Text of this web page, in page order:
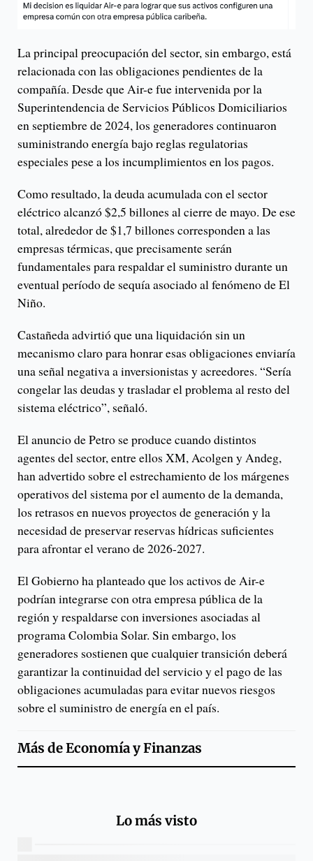
La principal preocupación del sector, sin embargo, está
relacionada con las obligaciones pendientes de la
compañía. Desde que Air-e fue intervenida por la
Superintendencia de Servicios Públicos Domiciliarios
en septiembre de 2024, los generadores continuaron
suministrando energía bajo reglas regulatorias
especiales pese a los incumplimientos en los pagos.
Como resultado, la deuda acumulada con el sector
eléctrico alcanzó $2,5 billones al cierre de mayo. De ese
total, alrededor de $1,7 billones corresponden a las
empresas térmicas, que precisamente serán
fundamentales para respaldar el suministro durante un
eventual período de sequía asociado al fenómeno de El
Niño.
Castañeda advirtió que una liquidación sin un
mecanismo claro para honrar esas obligaciones enviaría
una señal negativa a inversionistas y acreedores. “Sería
congelar las deudas y trasladar el problema al resto del
sistema eléctrico”, señaló.
El anuncio de Petro se produce cuando distintos
agentes del sector, entre ellos XM, Acolgen y Andeg,
han advertido sobre el estrechamiento de los márgenes
operativos del sistema por el aumento de la demanda,
los retrasos en nuevos proyectos de generación y la
necesidad de preservar reservas hídricas suficientes
para afrontar el verano de 2026-2027.
El Gobierno ha planteado que los activos de Air-e
podrían integrarse con otra empresa pública de la
región y respaldarse con inversiones asociadas al
programa Colombia Solar. Sin embargo, los
generadores sostienen que cualquier transición deberá
garantizar la continuidad del servicio y el pago de las
obligaciones acumuladas para evitar nuevos riesgos
sobre el suministro de energía en el país.
Más deEconomía y Finanzas
Lo más visto